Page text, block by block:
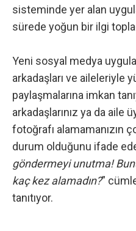
sisteminde yer alan
sürede yoğun bir ilgi
Yeni sosyal medya
arkadaşları ve aileleriyle
paylaşmalarına imkan
arkadaşlarınız ya da aile
fotoğrafı alamamanızın
durum olduğunu ifade
göndermeyi unutma!
kaç kez alamadın?”
tanıtıyor.